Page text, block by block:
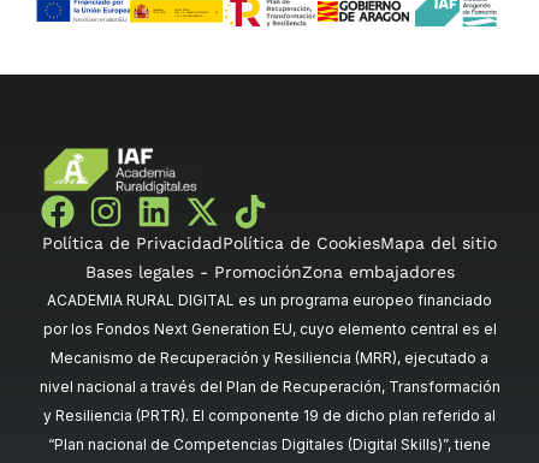
Política de PrivacidadPolítica de CookiesMapa del sitio
Bases legales - PromociónZona embajadores
ACADEMIA RURAL DIGITAL es un programa europeo financiado
por los Fondos Next Generation EU, cuyo elemento central es el
Mecanismo de Recuperación y Resiliencia (MRR), ejecutado a
nivel nacional a través del Plan de Recuperación, Transformación
y Resiliencia (PRTR). El componente 19 de dicho plan referido al
“Plan nacional de Competencias Digitales (Digital Skills)”, tiene